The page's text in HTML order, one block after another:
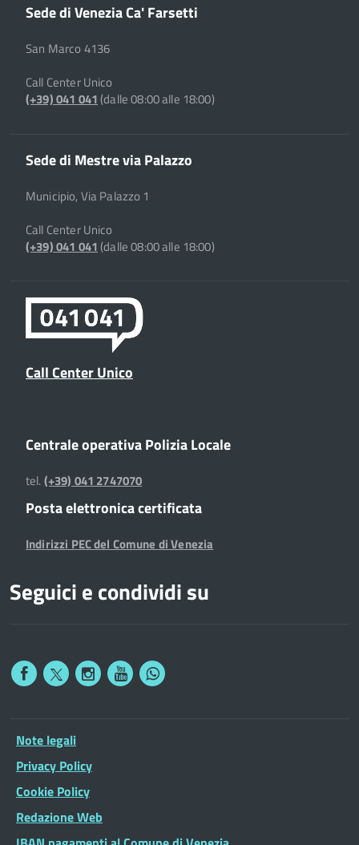
Sede di Venezia Ca' Farsetti
San Marco 4136
Call Center Unico
(+39) 041 041(dalle 08:00 alle 18:00)
Sede di Mestre via Palazzo
Municipio, Via Palazzo 1
Call Center Unico
(+39) 041 041(dalle 08:00 alle 18:00)
Call Center Unico
Centrale operativa Polizia Locale
tel.(+39) 041 2747070
Posta elettronica certificata
Indirizzi PEC del Comune di Venezia
Seguici e condividi su
Note legali
Privacy Policy
Cookie Policy
Redazione Web